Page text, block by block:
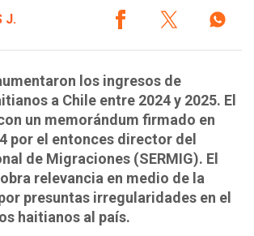
J.
los ingresos de
a Chile entre 2024 y 2025. El
un memorándum firmado en
por el entonces director del
de Migraciones (SERMIG). El
relevancia en medio de la
presuntas irregularidades en el
haitianos al país.